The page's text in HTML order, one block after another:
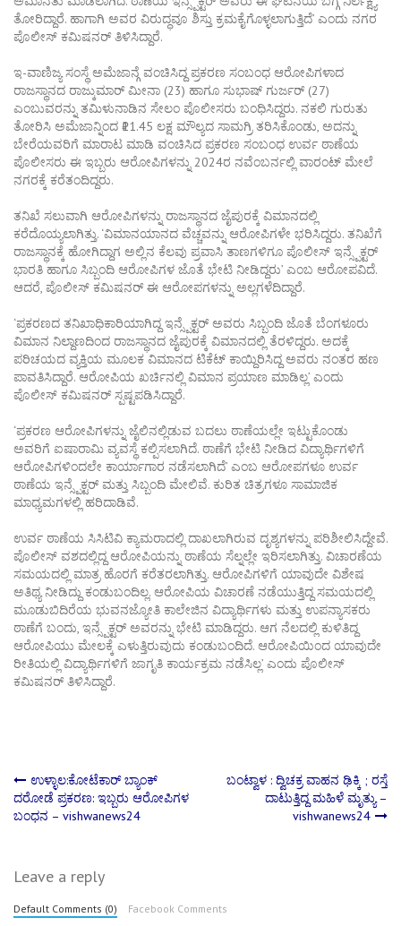
ತೋರಿದ್ದಾರೆ. ಹಾಗಾಗಿ ಅವರ ವಿರುದ್ಧವೂ ಶಿಸ್ತು ಕ್ರಮಕೈಗೊಳ್ಳಲಾಗುತ್ತಿದೆ’ ಎಂದು ನಗರ
ಪೊಲೀಸ್ ಕಮಿಷನರ್ ತಿಳಿಸಿದ್ದಾರೆ.
ಇ-ವಾಣಿಜ್ಯ ಸಂಸ್ಥೆ ಅಮೆಜಾನ್ಗೆ ವಂಚಿಸಿದ್ದ ಪ್ರಕರಣ ಸಂಬಂಧ ಆರೋಪಿಗಳಾದ
ರಾಜಸ್ಥಾನದ ರಾಜ್ಕುಮಾರ್ ಮೀನಾ (23) ಹಾಗೂ ಸುಭಾಷ್ ಗುರ್ಜರ್ (27)
ಎಂಬುವರನ್ನು ತಮಿಳುನಾಡಿನ ಸೇಲಂ ಪೊಲೀಸರು ಬಂಧಿಸಿದ್ದರು. ನಕಲಿ ಗುರುತು
ತೋರಿಸಿ ಅಮೆಜಾನ್ನಿಂದ ₹11.45 ಲಕ್ಷ ಮೌಲ್ಯದ ಸಾಮಗ್ರಿ ತರಿಸಿಕೊಂಡು, ಅದನ್ನು
ಬೇರೆಯವರಿಗೆ ಮಾರಾಟ ಮಾಡಿ ವಂಚಿಸಿದ ಪ್ರಕರಣ ಸಂಬಂಧ ಉರ್ವ ಠಾಣೆಯ
ಪೊಲೀಸರು ಈ ಇಬ್ಬರು ಆರೋಪಿಗಳನ್ನು 2024ರ ನವೆಂಬರ್ನಲ್ಲಿ ವಾರಂಟ್ ಮೇಲೆ
ನಗರಕ್ಕೆ ಕರೆತಂದಿದ್ದರು.
ತನಿಖೆ ಸಲುವಾಗಿ ಆರೋಪಿಗಳನ್ನು ರಾಜಸ್ಥಾನದ ಜೈಪುರಕ್ಕೆ ವಿಮಾನದಲ್ಲಿ
ಕರೆದೊಯ್ಯಲಾಗಿತ್ತು. ‘ವಿಮಾನಯಾನದ ವೆಚ್ಚವನ್ನು ಆರೋಪಿಗಳೇ ಭರಿಸಿದ್ದರು. ತನಿಖೆಗೆ
ರಾಜಸ್ಥಾನಕ್ಕೆ ಹೋಗಿದ್ದಾಗ ಅಲ್ಲಿನ ಕೆಲವು ಪ್ರವಾಸಿ ತಾಣಗಳಿಗೂ ಪೊಲೀಸ್ ಇನ್ಸ್ಪೆಕ್ಟರ್
ಭಾರತಿ ಹಾಗೂ ಸಿಬ್ಬಂದಿ ಆರೋಪಿಗಳ ಜೊತೆ ಭೇಟಿ ನೀಡಿದ್ದರು’ ಎಂಬ ಆರೋಪವಿದೆ.
ಆದರೆ, ಪೊಲೀಸ್ ಕಮಿಷನರ್ ಈ ಆರೋಪಗಳನ್ನು ಅಲ್ಲಗಳೆದಿದ್ದಾರೆ.
‘ಪ್ರಕರಣದ ತನಿಖಾಧಿಕಾರಿಯಾಗಿದ್ದ ಇನ್ಸ್ಪೆಕ್ಟರ್ ಅವರು ಸಿಬ್ಬಂದಿ ಜೊತೆ ಬೆಂಗಳೂರು
ವಿಮಾನ ನಿಲ್ದಾಣದಿಂದ ರಾಜಸ್ಥಾನದ ಜೈಪುರಕ್ಕೆ ವಿಮಾನದಲ್ಲಿ ತೆರಳಿದ್ದರು. ಅದಕ್ಕೆ
ಪರಿಚಯದ ವ್ಯಕ್ತಿಯ ಮೂಲಕ ವಿಮಾನದ ಟಿಕೆಟ್ ಕಾಯ್ದಿರಿಸಿದ್ದ ಅವರು ನಂತರ ಹಣ
ಪಾವತಿಸಿದ್ದಾರೆ. ಆರೋಪಿಯ ಖರ್ಚಿನಲ್ಲಿ ವಿಮಾನ ಪ್ರಯಾಣ ಮಾಡಿಲ್ಲ’ ಎಂದು
ಪೊಲೀಸ್ ಕಮಿಷನರ್ ಸ್ಪಷ್ಟಪಡಿಸಿದ್ದಾರೆ.
‘ಪ್ರಕರಣ ಆರೋಪಿಗಳನ್ನು ಜೈಲಿನಲ್ಲಿಡುವ ಬದಲು ಠಾಣೆಯಲ್ಲೇ ಇಟ್ಟುಕೊಂಡು
ಅವರಿಗೆ ಐಷಾರಾಮಿ ವ್ಯವಸ್ಥೆ ಕಲ್ಪಿಸಲಾಗಿದೆ. ಠಾಣೆಗೆ ಭೇಟಿ ನೀಡಿದ ವಿದ್ಯಾರ್ಥಿಗಳಿಗೆ
ಆರೋಪಿಗಳಿಂದಲೇ ಕಾರ್ಯಾಗಾರ ನಡೆಸಲಾಗಿದೆ’ ಎಂಬ ಆರೋಪಗಳೂ ಉರ್ವ
ಠಾಣೆಯ ಇನ್ಸ್ಪೆಕ್ಟರ್ ಮತ್ತು ಸಿಬ್ಬಂದಿ ಮೇಲಿವೆ. ಕುರಿತ ಚಿತ್ರಗಳೂ ಸಾಮಾಜಿಕ
ಮಾಧ್ಯಮಗಳಲ್ಲಿ ಹರಿದಾಡಿವೆ.
ಉರ್ವ ಠಾಣೆಯ ಸಿಸಿಟಿವಿ ಕ್ಯಾಮರಾದಲ್ಲಿ ದಾಖಲಾಗಿರುವ ದೃಶ್ಯಗಳನ್ನು ಪರಿಶೀಲಿಸಿದ್ದೇವೆ.
ಪೊಲೀಸ್ ವಶದಲ್ಲಿದ್ದ ಆರೋಪಿಯನ್ನು ಠಾಣೆಯ ಸೆಲ್ನಲ್ಲೇ ಇರಿಸಲಾಗಿತ್ತು. ವಿಚಾರಣೆಯ
ಸಮಯದಲ್ಲಿ ಮಾತ್ರ ಹೊರಗೆ ಕರೆತರಲಾಗಿತ್ತು. ಆರೋಪಿಗಳಿಗೆ ಯಾವುದೇ ವಿಶೇಷ
ಅತಿಥ್ಯ ನೀಡಿದ್ದು ಕಂಡುಬಂದಿಲ್ಲ. ಆರೋಪಿಯ ವಿಚಾರಣೆ ನಡೆಯುತ್ತಿದ್ದ ಸಮಯದಲ್ಲಿ
ಮೂಡುಬಿದಿರೆಯ ಭುವನಜ್ಯೋತಿ ಕಾಲೇಜಿನ ವಿದ್ಯಾರ್ಥಿಗಳು ಮತ್ತು ಉಪನ್ಯಾಸಕರು
ಠಾಣೆಗೆ ಬಂದು, ಇನ್ಸ್ಪೆಕ್ಟರ್ ಅವರನ್ನು ಭೇಟಿ ಮಾಡಿದ್ದರು. ಆಗ ನೆಲದಲ್ಲಿ ಕುಳಿತಿದ್ದ
ಆರೋಪಿಯು ಮೇಲಕ್ಕೆ ಎಳುತ್ತಿರುವುದು ಕಂಡುಬಂದಿದೆ. ಆರೋಪಿಯಿಂದ ಯಾವುದೇ
ರೀತಿಯಲ್ಲಿ ವಿದ್ಯಾರ್ಥಿಗಳಿಗೆ ಜಾಗೃತಿ ಕಾರ್ಯಕ್ರಮ ನಡೆಸಿಲ್ಲ’ ಎಂದು ಪೊಲೀಸ್
ಕಮಿಷನರ್ ತಿಳಿಸಿದ್ದಾರೆ.
Post
navigation
ಉಳ್ಳಾಲ:ಕೋಟೆಕಾರ್ ಬ್ಯಾಂಕ್
ದರೋಡೆ ಪ್ರಕರಣ: ಇಬ್ಬರು ಆರೋಪಿಗಳ
ಬಂಧನ – vishwanews24
ಬಂಟ್ವಾಳ : ದ್ವಿಚಕ್ರ ವಾಹನ ಢಿಕ್ಕಿ ; ರಸ್ತೆ
ದಾಟುತ್ತಿದ್ದ ಮಹಿಳೆ ಮೃತ್ಯು –
vishwanews24
Leave a reply
Default Comments (0) Facebook Comments